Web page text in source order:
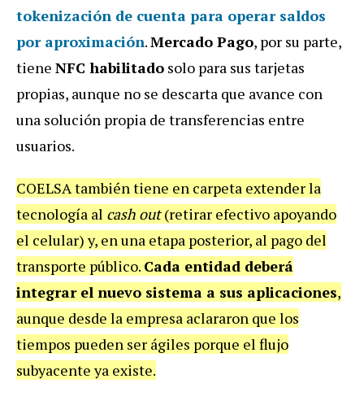
tokenización de cuenta para operar saldos
por aproximación.Mercado Pago, por su parte,
tiene NFC habilitado solo para sus tarjetas
propias, aunque no se descarta que avance con
una solución propia de transferencias entre
usuarios.
COELSA también tiene en carpeta extender la
tecnología al cash out(retirar efectivo apoyando
el celular) y, en una etapa posterior, al pago del
transporte público. Cada entidad deberá
integrar el nuevo sistema a sus aplicaciones,
aunque desde la empresa aclararon que los
tiempos pueden ser ágiles porque el flujo
subyacente ya existe.